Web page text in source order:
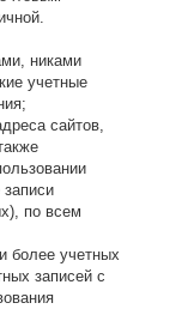
никами
учетные
сайтов,
по всем
более учетных
записей с